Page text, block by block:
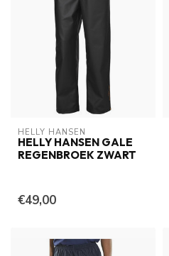
HELLY HANSEN
HELLY HANSEN GALE
REGENBROEK ZWART
€49,00